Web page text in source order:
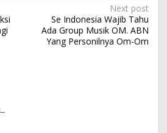
Next post
Se Indonesia Wajib Tahu
Ada Group Musik OM. ABN
Yang Personilnya Om-Om